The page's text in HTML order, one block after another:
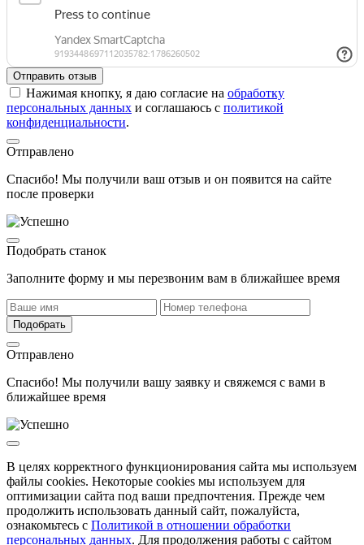
Отправить отзыв
Нажимая кнопку, я даю согласие на обработку
персональных данных и соглашаюсь с политикой
конфиденциальности.
Отправлено
Спасибо! Мы получили ваш отзыв и он появится на сайте
после проверки
Подобрать станок
Заполните форму и мы перезвоним вам в ближайшее время
Подобрать
Отправлено
Спасибо! Мы получили вашу заявку и свяжемся с вами в
ближайшее время
В целях корректного функционирования сайта мы используем
файлы cookies. Некоторые cookies мы используем для
оптимизации сайта под ваши предпочтения. Прежде чем
продолжить использовать данный сайт, пожалуйста,
ознакомьтесь с Политикой в отношении обработки
персональных данных. Для продолжения работы с сайтом